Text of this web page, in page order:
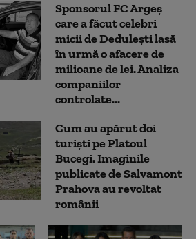
Sponsorul FC Argeș
care a făcut celebri
micii de Dedulești lasă
în urmă o afacere de
milioane de lei. Analiza
companiilor
controlate...
Cum au apărut doi
turiști pe Platoul
Bucegi. Imaginile
publicate de Salvamont
Prahova au revoltat
românii